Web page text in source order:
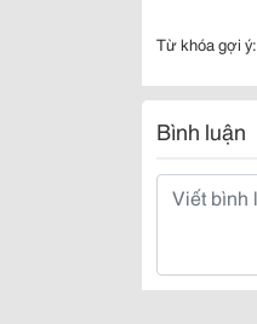
Từ khóa gợi ý:
Bình luận